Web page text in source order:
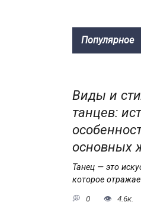
Популярное
Виды и
танцев:
основных
Танец — это
которое
0 4.6к.